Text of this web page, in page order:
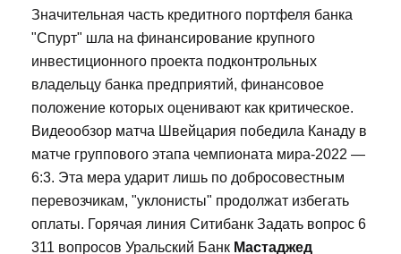
Значительная часть кредитного портфеля банка
"Спурт" шла на финансирование крупного
инвестиционного проекта подконтрольных
владельцу банка предприятий, финансовое
положение которых оценивают как критическое.
Видеообзор матча Швейцария победила Канаду в
матче группового этапа чемпионата мира-2022 —
6:3. Эта мера ударит лишь по добросовестным
перевозчикам, "уклонисты" продолжат избегать
оплаты. Горячая линия Ситибанк Задать вопрос 6
311 вопросов Уральский Банк Мастаджед